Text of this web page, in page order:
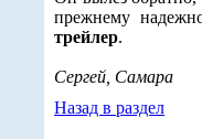
прежнему
трейлер.
Сергей, Самара
Назад в раздел